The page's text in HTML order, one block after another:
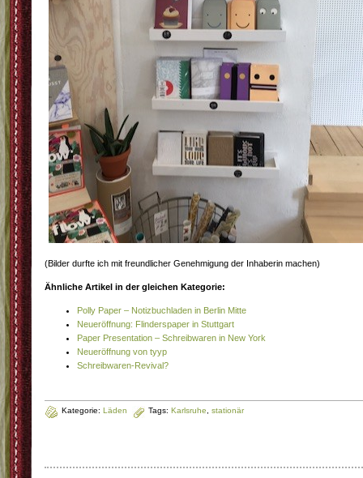
(Bilder durfte ich mit freundlicher Genehmigung der Inhaberin machen)
Ähnliche Artikel in der gleichen Kategorie:
Polly Paper – Notizbuchladen in Berlin Mitte
Neueröffnung: Flinderspaper in Stuttgart
Paper Presentation – Schreibwaren in New York
Neueröffnung von tyyp
Schreibwaren-Revival?
Kategorie: Läden Tags: Karlsruhe stationär